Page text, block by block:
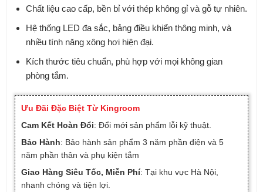
Chất liệu cao cấp, bền bỉ với thép không gỉ và gỗ tự nhiên.
Hệ thống LED đa sắc, bảng điều khiển thông minh, và
nhiều tính năng xông hơi hiện đại.
Kích thước tiêu chuẩn, phù hợp với mọi không gian
phòng tắm.
Ưu Đãi Đặc Biệt Từ Kingroom
Cam Kết Hoàn Đổi: Đổi mới sản phẩm lỗi kỹ thuật.
Bảo Hành: Bảo hành sản phẩm 3 năm phần điện và 5
năm phần thân và phụ kiện tắm
Giao Hàng Siêu Tốc, Miễn Phí: Tại khu vực Hà Nội,
nhanh chóng và tiện lợi.